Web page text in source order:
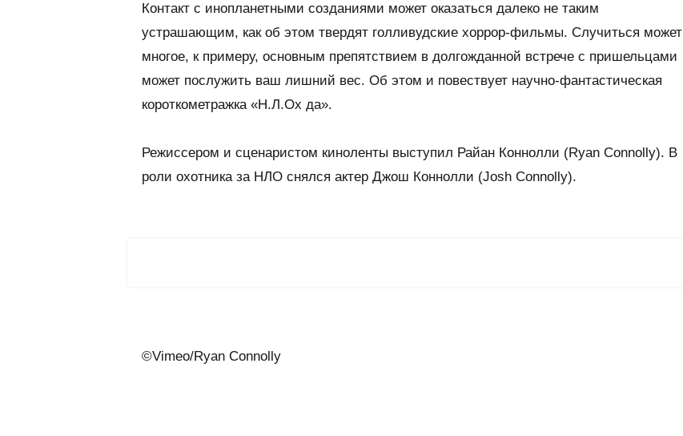
Контакт с инопланетными созданиями может оказаться далеко не таким
устрашающим, как об этом твердят голливудские хоррор-фильмы. Случиться может
многое, к примеру, основным препятствием в долгожданной встрече с пришельцами
может послужить ваш лишний вес. Об этом и повествует научно-фантастическая
короткометражка «Н.Л.Ох да».
Режиссером и сценаристом киноленты выступил Райан Коннолли (Ryan Connolly). В
роли охотника за НЛО снялся актер Джош Коннолли (Josh Connolly).
©Vimeo/Ryan Connolly